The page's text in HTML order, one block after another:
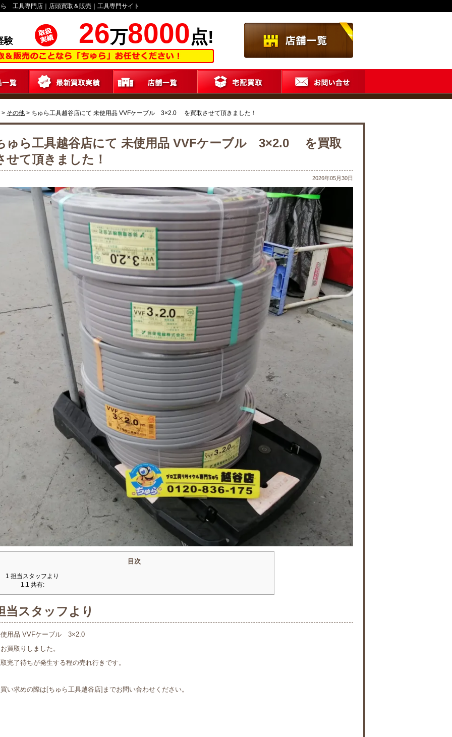
工具専門店｜店頭買取＆販売｜工具専門サイト
験 26万8000点!
> その他 > ちゅら工具越谷店にて 未使用品 VVFケーブル 3×2.0 を買取させて頂きました！
ゅら工具越谷店にて 未使用品 VVFケーブル 3×2.0 を買取
せて頂きました！
2026年05月30日
目次
1 担当スタッフより
1.1 共有:
当スタッフより
用品 VVFケーブル 3×2.0
買取りしました。
完了待ちが発生する程の売れ行きです。
い求めの際は[ちゅら工具越谷店]までお問い合わせください。